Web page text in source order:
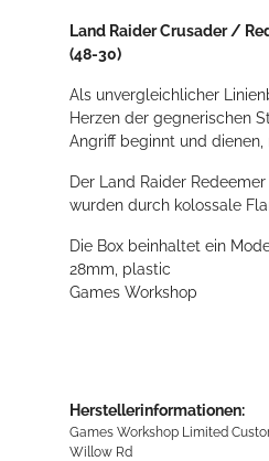
Land Raider Crusader /
(48-30)
Als unvergleichlicher
Herzen der gegnerischen
Angriff beginnt und
Der Land Raider
wurden durch kolossale
Die Box beinhaltet ein
28mm, plastic
Games Workshop
Herstellerinformationen:
Games Workshop Limited
Willow Rd